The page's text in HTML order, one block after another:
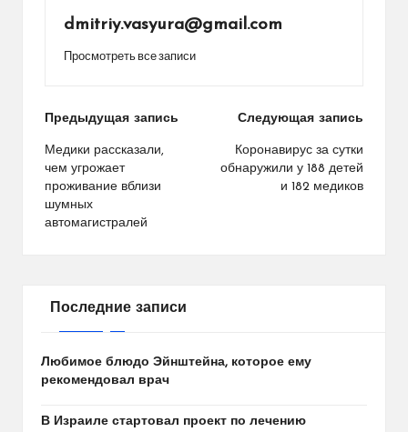
dmitriy.vasyura@gmail.com
Просмотреть все записи
Навигация
по
записям
Предыдущая запись
Медики рассказали,
чем угрожает
проживание вблизи
шумных
автомагистралей
Следующая запись
Коронавирус за сутки
обнаружили у 188 детей
и 182 медиков
Последние записи
Любимое блюдо Эйнштейна, которое ему
рекомендовал врач
В Израиле стартовал проект по лечению